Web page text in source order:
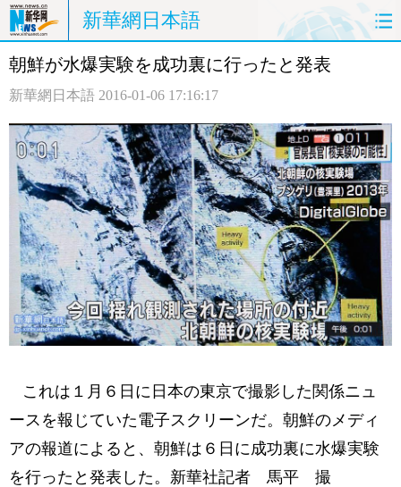
新華網日本語
ホームページ 政治 経済
観光 評論 写真
中日対訳
朝鮮が水爆実験を成功裏に行ったと発表
新華網日本語 2016-01-06 17:16:17
これは１月６日に日本の東京で撮影した関係ニュ
ースを報じていた電子スクリーンだ。 朝鮮のメディ
アの報道によると、朝鮮は６日に成功裏に水爆実験
を行ったと発表した。新華社記者 馬平 撮